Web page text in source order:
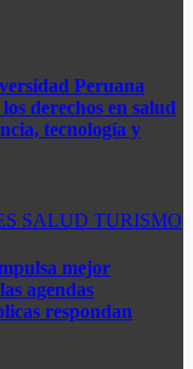
Peruana
derechos en salud
tecnología y
SALUD TURISMO
mejor
agendas
respondan